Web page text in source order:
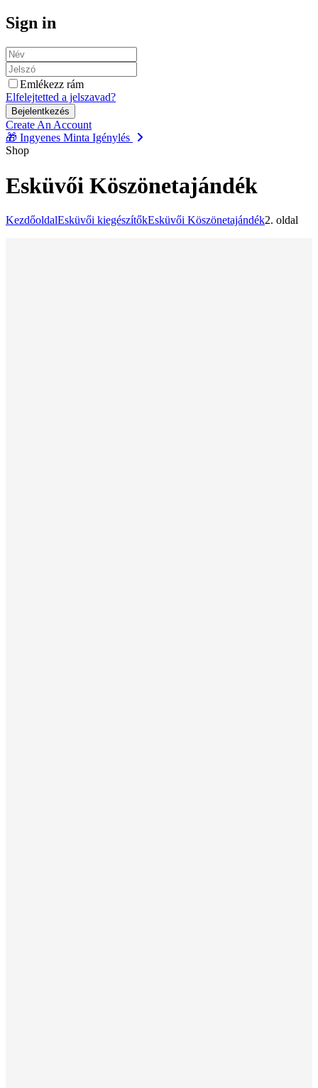
Sign in
Emlékezz rám
Elfelejtetted a jelszavad?
Create An Account
🎁 Ingyenes Minta Igénylés
Shop
Esküvői Köszönetajándék
KezdőoldalEsküvői kiegészítőkEsküvői Köszönetajándék2. oldal